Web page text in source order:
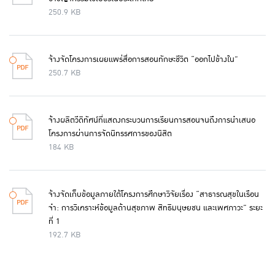
250.9 KB
จ้างจัดโครงการเผยแพร่สื่อการสอนทักษะชีวิต “ออกไปข้างใน”
250.7 KB
จ้างผลิตวีดิทัศน์ที่แสดงกระบวนการเรียนการสอนจนถึงการนำเสนอ
โครงการผ่านการจัดนิทรรศการของนิสิต
184 KB
จ้างจัดเก็บข้อมูลภายใต้โครงการศึกษาวิจัยเรื่อง “สาธารณสุขในเรือน
จำ: การวิเคราะห์ข้อมูลด้านสุขภาพ สิทธิมนุษยชน และเพศภาวะ” ระยะ
ที่ 1
192.7 KB